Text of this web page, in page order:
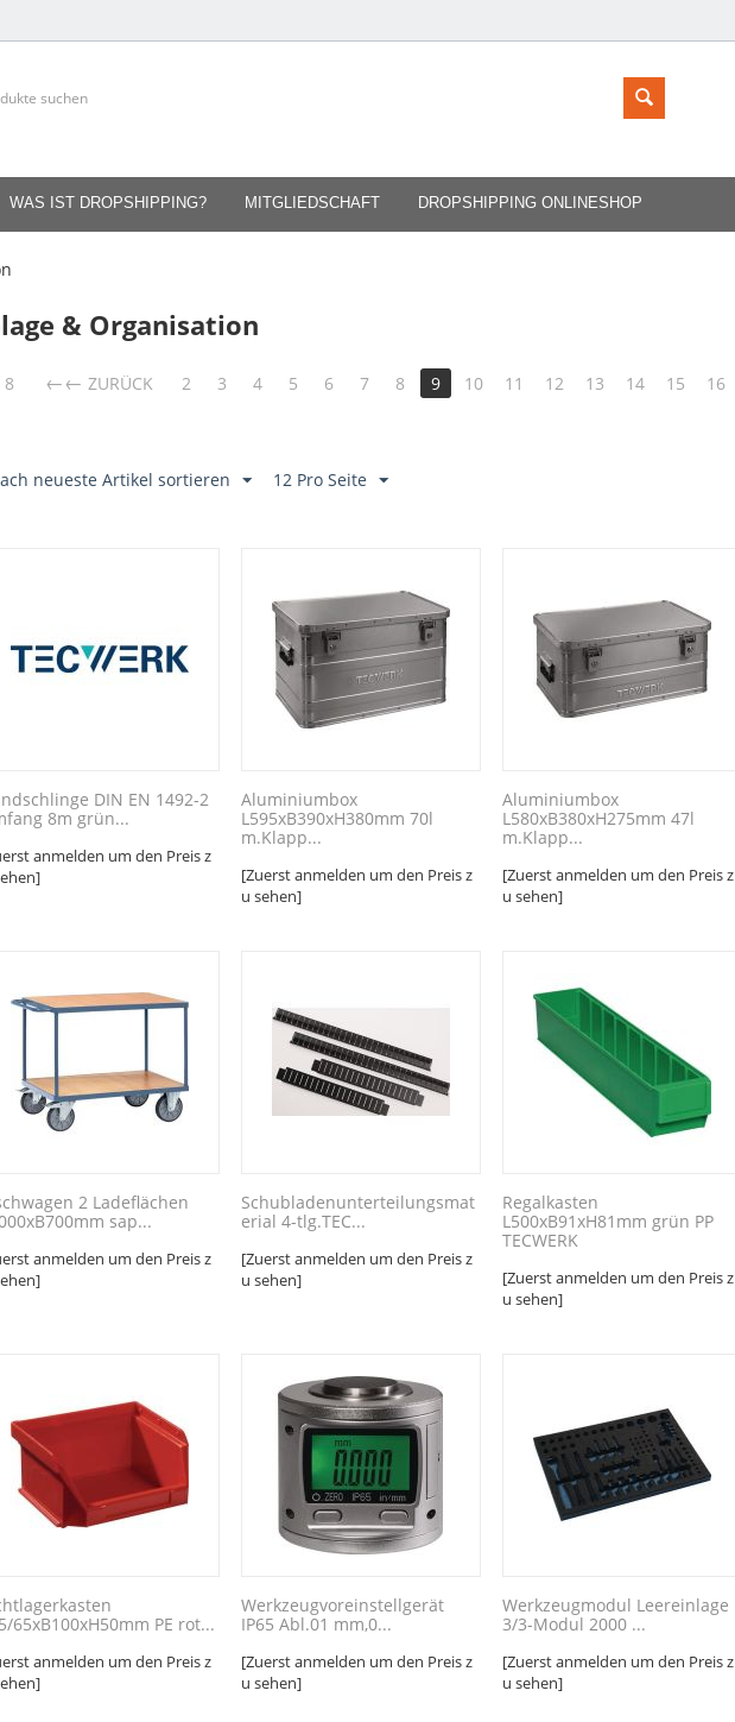
WAS IST DROPSHIPPING? MITGLIEDSCHAFT DROPSHIPPING ONLINESHOP
& Organisation
8 ← ZURÜCK 2 3 4 5 6 7 8 9 10 11 12 13 14 15 16
neueste Artikel sortieren 12 Pro Seite
DIN EN 1492-2
8m grün...
anmelden um den Preis z
Aluminiumbox
L595xB390xH380mm 70l
m.Klapp...
[Zuerst anmelden um den Preis z
u sehen]
Aluminiumbox
L580xB380xH275mm 47l
m.Klapp...
[Zuerst anmelden um den Preis z
u sehen]
2 Ladeflächen
sap...
anmelden um den Preis z
Schubladenunterteilungsmat
erial 4-tlg.TEC...
[Zuerst anmelden um den Preis z
u sehen]
Regalkasten
L500xB91xH81mm grün PP
TECWERK
[Zuerst anmelden um den Preis z
u sehen]
65xB100xH50mm PE rot...
anmelden um den Preis z
Werkzeugvoreinstellgerät
IP65 Abl.01 mm,0...
[Zuerst anmelden um den Preis z
u sehen]
Werkzeugmodul Leereinlage
3/3-Modul 2000 ...
[Zuerst anmelden um den Preis z
u sehen]